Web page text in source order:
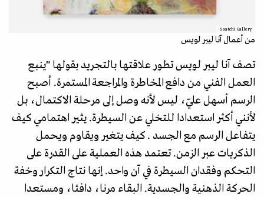
Saatchi Gallery
من أعمال آنا ليبر لويس
تصف آنا ليبر لويس تطور علاقتها بالتجريد بقولها "ينبع
العمل الفني من دافع المخاطرة والمراجعة المستمرة. أصبح
الرسم أسهل عليّ، ليس لأنه وصل إلى مرحلة الاكتمال، بل
لأنني أكثر استعدادا للتخلي عن السيطرة. يثير اهتمامي كيف
يتفاعل الرسم مع الجسد . كيف يتغير ويقاوم ويحمل
الذكريات عبر الزمن. تعتمد هذه العملية على القدرة على
التحكم وفقدان السيطرة في آن واحد. إنها نتاج التكرار وخفة
الحركة الذهنية والجسدية. البقاء مرنا، دافئا، ومستعدا